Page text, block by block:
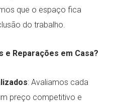
que o espaço fica
do trabalho.
e Reparações em Casa?
: Avaliamos cada
preço competitivo e